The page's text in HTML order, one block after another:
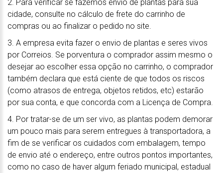
2. Para verificar se fazemos envio de plantas para sua
cidade, consulte no cálculo de frete do carrinho de
compras ou ao finalizar o pedido no site.
3. A empresa evita fazer o envio de plantas e seres vivos
por Correios. Se porventura o comprador assim mesmo o
desejar ao escolher essa opção no carrinho, o comprador
também declara que está ciente de que todos os riscos
(como atrasos de entrega, objetos retidos, etc) estarão
por sua conta, e que concorda com a Licença de Compra.
4. Por tratar-se de um ser vivo, as plantas podem demorar
um pouco mais para serem entregues à transportadora, a
fim de se verificar os cuidados com embalagem, tempo
de envio até o endereço, entre outros pontos importantes,
como no caso de haver algum feriado municipal, estadual